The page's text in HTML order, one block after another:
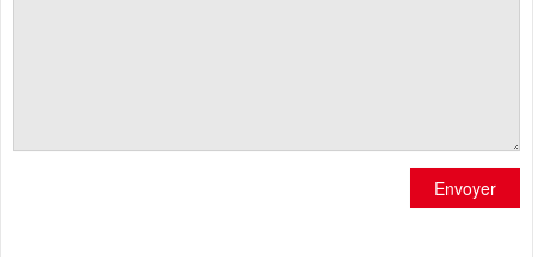
Envoyer